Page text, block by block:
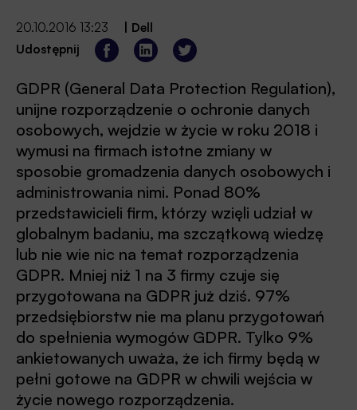
20.10.2016 13:23
Dell
Udostępnij
GDPR (General Data Protection Regulation),
unijne rozporządzenie o ochronie danych
osobowych, wejdzie w życie w roku 2018 i
wymusi na firmach istotne zmiany w
sposobie gromadzenia danych osobowych i
administrowania nimi. Ponad 80%
przedstawicieli firm, którzy wzięli udział w
globalnym badaniu, ma szczątkową wiedzę
lub nie wie nic na temat rozporządzenia
GDPR. Mniej niż 1 na 3 firmy czuje się
przygotowana na GDPR już dziś. 97%
przedsiębiorstw nie ma planu przygotowań
do spełnienia wymogów GDPR. Tylko 9%
ankietowanych uważa, że ich firmy będą w
pełni gotowe na GDPR w chwili wejścia w
życie nowego rozporządzenia.